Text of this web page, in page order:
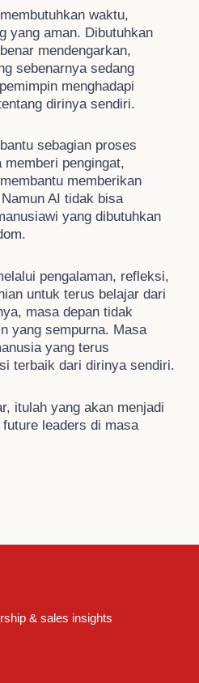
waktu,
yang aman. Dibutuhkan
mendengarkan,
sebenarnya sedang
menghadapi
dirinya sendiri.
sebagian proses
memberi pengingat,
memberikan
AI tidak bisa
yang dibutuhkan
pengalaman, refleksi,
untuk terus belajar dari
masa depan tidak
yang sempurna. Masa
yang terus
terbaik dari dirinya sendiri.
itulah yang akan menjadi
leaders di masa
& sales insights